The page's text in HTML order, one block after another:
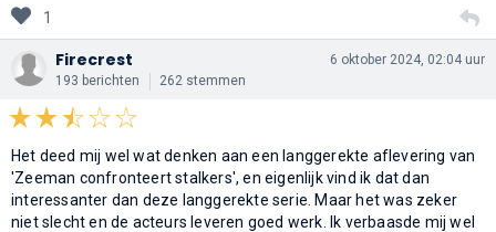
1
Firecrest
193 berichten 262 stemmen
6 oktober 2024, 02:04 uur
Het deed mij wel wat denken aan een langgerekte aflevering van
'Zeeman confronteert stalkers', en eigenlijk vind ik dat dan
interessanter dan deze langgerekte serie. Maar het was zeker
niet slecht en de acteurs leveren goed werk. Ik verbaasde mij wel